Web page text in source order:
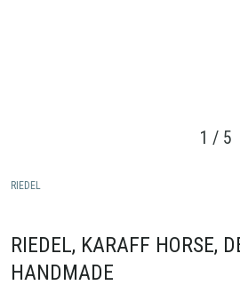
1 / 5
RIEDEL
RIEDEL, KARAFF HORSE,
HANDMADE